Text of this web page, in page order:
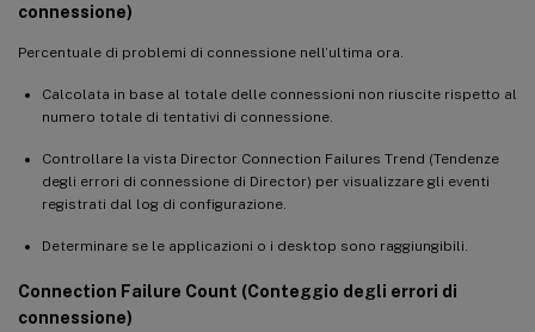
connessione)
Percentuale di problemi di connessione nell’ultima ora.
Calcolata in base al totale delle connessioni non riuscite rispetto al
numero totale di tentativi di connessione.
Controllare la vista Director Connection Failures Trend (Tendenze
degli errori di connessione di Director) per visualizzare gli eventi
registrati dal log di configurazione.
Determinare se le applicazioni o i desktop sono raggiungibili.
Connection Failure Count (Conteggio degli errori di
connessione)